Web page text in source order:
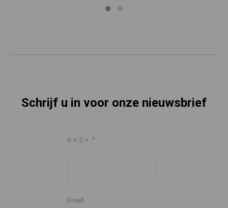
Schrijf u in voor onze nieuwsbrief
6 + 5 = *
Email